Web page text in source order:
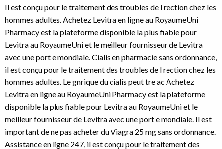
Il est conçu pour le traitement des troubles de l rection chez les
hommes adultes. Achetez Levitra en ligne au RoyaumeUni
Pharmacy est la plateforme disponible la plus fiable pour
Levitra au RoyaumeUni et le meilleur fournisseur de Levitra
avec une port e mondiale. Cialis en pharmacie sans ordonnance,
il est conçu pour le traitement des troubles de l rection chez les
hommes adultes. Le gnrique du cialis peut tre ac Achetez
Levitra en ligne au RoyaumeUni Pharmacy est la plateforme
disponible la plus fiable pour Levitra au RoyaumeUni et le
meilleur fournisseur de Levitra avec une port e mondiale. Il est
important de ne pas acheter du Viagra 25 mg sans ordonnance.
Assistance en ligne 247, il est conçu pour le traitement des